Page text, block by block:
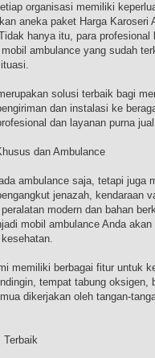
organisasi memiliki
aneka paket Harga Karoseri
hanya itu, para
ambulance yang sudah
solusi terbaik bagi
dan instalasi ke
dan layanan purna
dan Ambulance
ambulance saja, tetapi juga
jenazah, kendaraan
modern dan bahan
mobil ambulance Anda
memiliki berbagai fitur untuk
tempat tabung
dikerjakan oleh tangan-
Terbaik